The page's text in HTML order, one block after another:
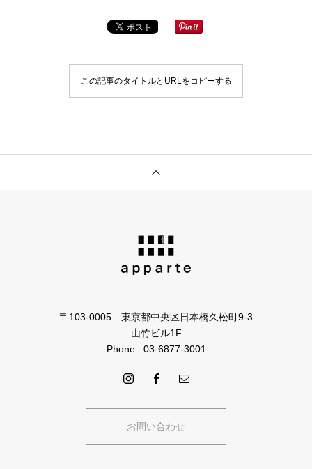
この記事のタイトルとURLをコピーする
〒103-0005 東京都中央区日本橋久松町9-3
山竹ビル1F
Phone : 03-6877-3001
お問い合わせ